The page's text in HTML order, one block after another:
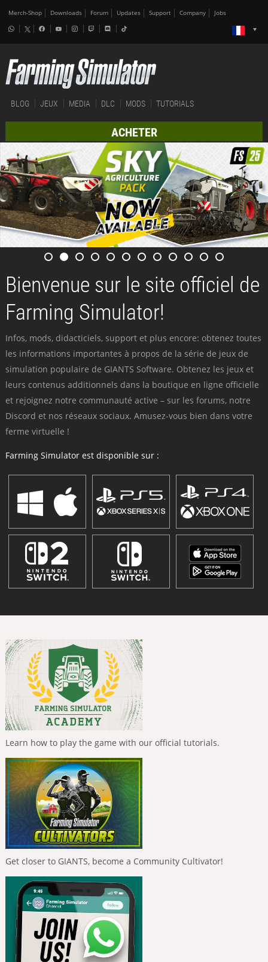
Merch-Shop Downloads Forum Updates Support Company Jobs
BLOG JEUX MEDIA DLC MODS TUTORIALS
ACHETER
Bienvenue sur le site officiel de
Farming Simulator!
Infos, mods, didacticiels, support et plus encore: obtenez toutes
les informations importantes à propos de la série de jeux de
simulation populaire de GIANTS Software. Obtenez les jeux et
leurs contenus additionnels dans la boutique en ligne officielle
et rejoignez notre communauté active – sur les forums, notre
Discord et nos réseaux sociaux. Amusez-vous bien dans votre
ferme virtuelle !
Farming Simulator est disponible sur :
Learn how to play the game with our official tutorials.
Get closer to GIANTS, become a Community Cultivator!